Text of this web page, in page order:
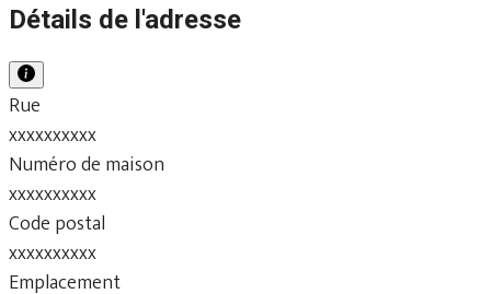
Détails de l'adresse
Rue
xxxxxxxxxx
Numéro de maison
xxxxxxxxxx
Code postal
xxxxxxxxxx
Emplacement